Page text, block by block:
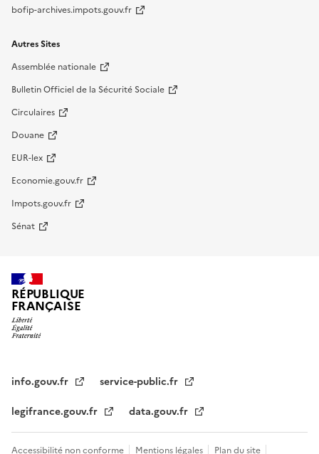
bofip-archives.impots.gouv.fr
Autres Sites
Assemblée nationale
Bulletin Officiel de la Sécurité Sociale
Circulaires
Douane
EUR-lex
Economie.gouv.fr
Impots.gouv.fr
Sénat
RÉPUBLIQUE
FRANÇAISE
info.gouv.fr
service-public.fr
legifrance.gouv.fr
data.gouv.fr
Accessibilité non conforme Mentions légales Plan du site